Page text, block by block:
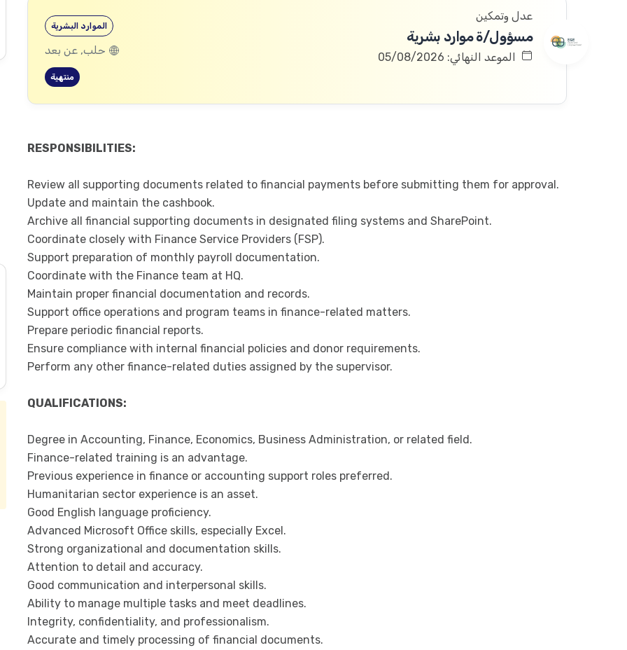
عدل وتمكين
مسؤول/ة موارد بشرية
الموعد النهائي: 05/08/2026
الموارد البشرية
حلب, عن بعد
منتهية
RESPONSIBILITIES:
Review all supporting documents related to financial payments before submitting them for approval.
Update and maintain the cashbook.
Archive all financial supporting documents in designated filing systems and SharePoint.
Coordinate closely with Finance Service Providers (FSP).
Support preparation of monthly payroll documentation.
Coordinate with the Finance team at HQ.
Maintain proper financial documentation and records.
Support office operations and program teams in finance-related matters.
Prepare periodic financial reports.
Ensure compliance with internal financial policies and donor requirements.
Perform any other finance-related duties assigned by the supervisor.
QUALIFICATIONS:
Degree in Accounting, Finance, Economics, Business Administration, or related field.
Finance-related training is an advantage.
Previous experience in finance or accounting support roles preferred.
Humanitarian sector experience is an asset.
Good English language proficiency.
Advanced Microsoft Office skills, especially Excel.
Strong organizational and documentation skills.
Attention to detail and accuracy.
Good communication and interpersonal skills.
Ability to manage multiple tasks and meet deadlines.
Integrity, confidentiality, and professionalism.
Accurate and timely processing of financial documents.